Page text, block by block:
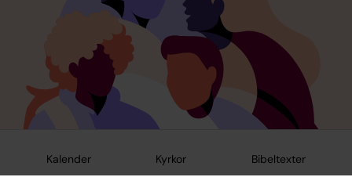
Kalender Kyrkor Bibeltexter